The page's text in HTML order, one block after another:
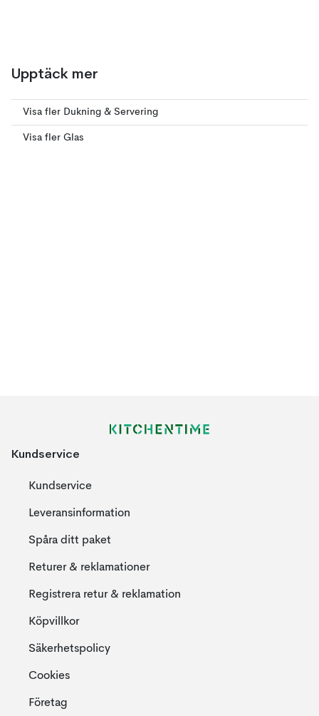
Upptäck mer
Visa fler Dukning & Servering
Visa fler Glas
Kundservice
Kundservice
Leveransinformation
Spåra ditt paket
Returer & reklamationer
Registrera retur & reklamation
Köpvillkor
Säkerhetspolicy
Cookies
Företag